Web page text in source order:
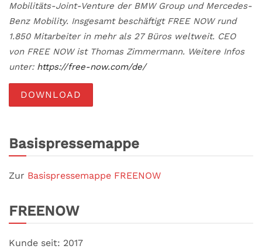
Mobilitäts-Joint-Venture der BMW Group und Mercedes-
Benz Mobility. Insgesamt beschäftigt FREE NOW rund
1.850 Mitarbeiter in mehr als 27 Büros weltweit. CEO
von FREE NOW ist Thomas Zimmermann. Weitere Infos
unter: https://free-now.com/de/
DOWNLOAD
Basispressemappe
Zur Basispressemappe FREENOW
FREENOW
Kunde seit: 2017